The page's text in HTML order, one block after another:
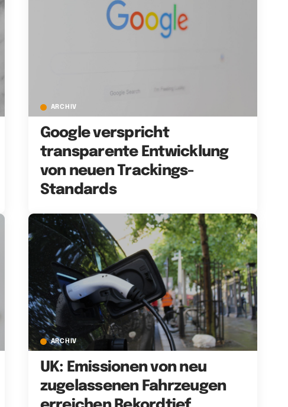
ARCHIV
Google verspricht
transparente Entwicklung
von neuen Trackings-
Standards
ARCHIV
UK: Emissionen von neu
zugelassenen Fahrzeugen